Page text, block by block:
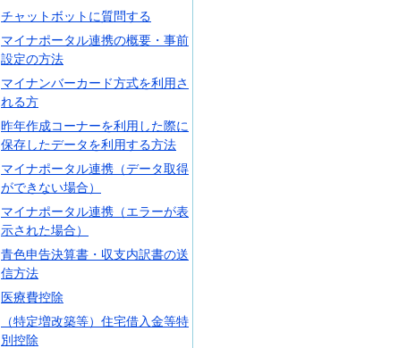
チャットボットに質問する
マイナポータル連携の概要・事前
設定の方法
マイナンバーカード方式を利用さ
れる方
昨年作成コーナーを利用した際に
保存したデータを利用する方法
マイナポータル連携（データ取得
ができない場合）
マイナポータル連携（エラーが表
示された場合）
青色申告決算書・収支内訳書の送
信方法
医療費控除
（特定増改築等）住宅借入金等特
別控除